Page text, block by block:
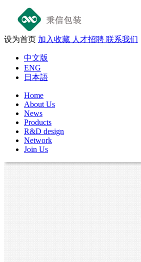
设为首页 加入收藏 人才招聘 联系我们
中文版
ENG
日本語
Home
About Us
News
Products
R&D design
Network
Join Us